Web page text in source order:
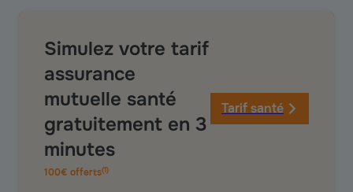
Simulez votre tarif
assurance
mutuelle santé
gratuitement en 3
minutes
100€ offerts(1)
Tarif santé